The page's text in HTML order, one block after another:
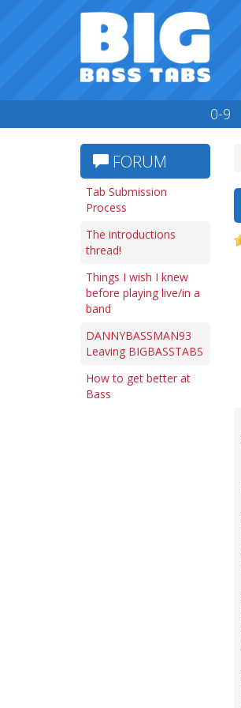
0-9
FORUM
Tab Submission
Process
The introductions
thread!
Things I wish I knew
before playing live/in a
band
DANNYBASSMAN93
Leaving BIGBASSTABS
How to get better at
Bass